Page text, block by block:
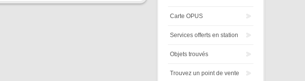
Carte OPUS
Services offerts en station
Objets trouvés
Trouvez un point de vente